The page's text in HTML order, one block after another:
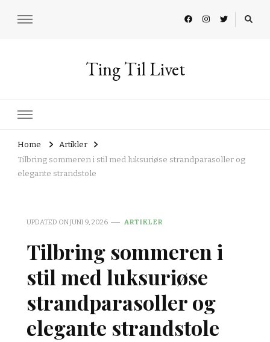
Ting Til Livet
Home
Artikler
Tilbring sommeren i stil med luksuriøse strandparasoller og
elegante strandstole
UPDATED ONJUNI 9, 2026 ARTIKLER
Tilbring sommeren i
stil med luksuriøse
strandparasoller og
elegante strandstole